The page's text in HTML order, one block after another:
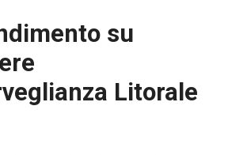
su
Litorale